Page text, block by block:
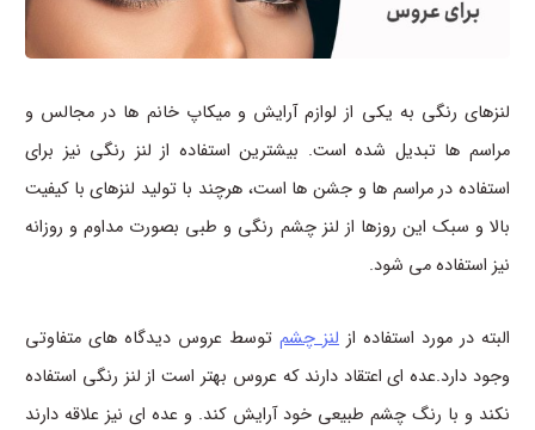
لنزهای رنگی به یکی از لوازم آرایش و میکاپ خانم ها در مجالس و
مراسم ها تبدیل شده است. بیشترین استفاده از لنز رنگی نیز برای
استفاده در مراسم ها و جشن ها است، هرچند با تولید لنزهای با کیفیت
بالا و سبک این روزها از لنز چشم رنگی و طبی بصورت مداوم و روزانه
نیز استفاده می شود.
البته در مورد استفاده از لنز چشمتوسط عروس دیدگاه های متفاوتی
وجود دارد.عده ای اعتقاد دارند که عروس بهتر است از لنز رنگی استفاده
نکند و با رنگ چشم طبیعی خود آرایش کند. و عده ای نیز علاقه دارند